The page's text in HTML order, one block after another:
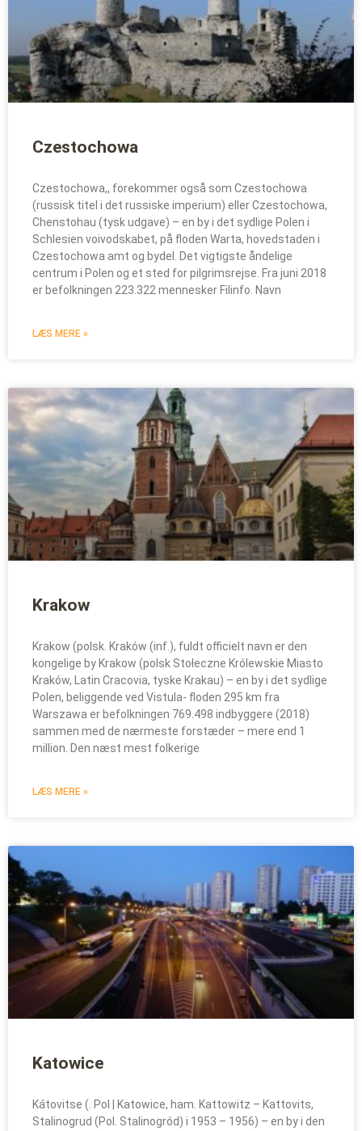
Czestochowa
Czestochowa,, forekommer også som Czestochowa
(russisk titel i det russiske imperium) eller Czestochowa,
Chenstohau (tysk udgave) – en by i det sydlige Polen i
Schlesien voivodskabet, på floden Warta, hovedstaden i
Czestochowa amt og bydel. Det vigtigste åndelige
centrum i Polen og et sted for pilgrimsrejse. Fra juni 2018
er befolkningen 223.322 mennesker Filinfo. Navn
LÆS MERE »
Krakow
Krakow (polsk. Kraków (inf.), fuldt officielt navn er den
kongelige by Krakow (polsk Stołeczne Królewskie Miasto
Kraków, Latin Cracovia, tyske Krakau) – en by i det sydlige
Polen, beliggende ved Vistula- floden 295 km fra
Warszawa er befolkningen 769.498 indbyggere (2018)
sammen med de nærmeste forstæder – mere end 1
million. Den næst mest folkerige
LÆS MERE »
Katowice
Kátovitse (. Pol | Katowice, ham. Kattowitz – Kattovits,
Stalinogrud (Pol. Stalinogród) i 1953 – 1956) – en by i den